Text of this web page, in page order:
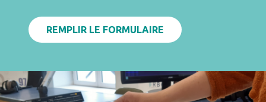
REMPLIR LE FORMULAIRE